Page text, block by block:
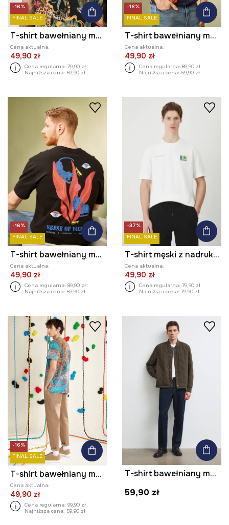
-16%
FINAL SALE
T-shirt bawełniany męski z nadrukiem kolor czarny
Cena aktualna:
49,90 zł
Cena regularna: 79,90 zł
Najniższa cena: 59,90 zł
-16%
FINAL SALE
T-shirt bawełniany męski by Patrycja Niewiadomska, Sense of Values kolor granatowy
Cena aktualna:
49,90 zł
Cena regularna: 89,90 zł
Najniższa cena: 59,90 zł
-16%
FINAL SALE
T-shirt bawełniany męski by Patrycja Niewiadomska, Sense of Values kolor czarny
Cena aktualna:
49,90 zł
Cena regularna: 89,90 zł
Najniższa cena: 59,90 zł
-37%
FINAL SALE
T-shirt męski z nadrukiem i naszywką kolor biały
Cena aktualna:
49,90 zł
Cena regularna: 79,90 zł
Najniższa cena: 79,90 zł
-16%
FINAL SALE
T-shirt bawełniany męski z elastanem by Patryk Chwastek, Grafika Polska kolor multicolor
Cena aktualna:
49,90 zł
Cena regularna: 99,90 zł
Najniższa cena: 59,90 zł
T-shirt bawełniany męski z elastanem gładki kolor biały
59,90 zł